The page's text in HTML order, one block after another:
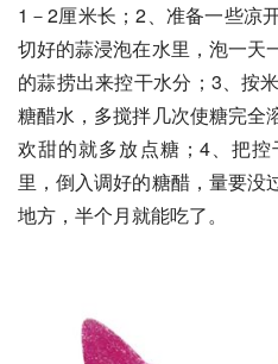
1－2厘米长；2、准备一些凉
切好的蒜浸泡在水里，泡一天
的蒜捞出来控干水分；3、按
糖醋水，多搅拌几次使糖完全
欢甜的就多放点糖；4、把
里，倒入调好的糖醋，量要没
地方，半个月就能吃了。